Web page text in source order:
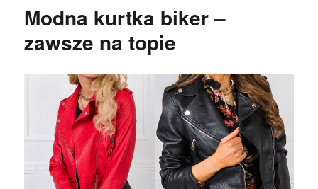
Modna kurtka biker –
zawsze na topie